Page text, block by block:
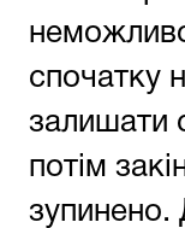
спочатку
залишати
потім
зупинено.